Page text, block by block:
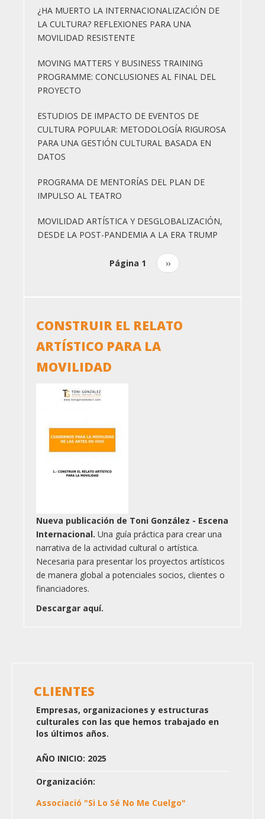
¿HA MUERTO LA INTERNACIONALIZACIÓN DE
LA CULTURA? REFLEXIONES PARA UNA
MOVILIDAD RESISTENTE
MOVING MATTERS Y BUSINESS TRAINING
PROGRAMME: CONCLUSIONES AL FINAL DEL
PROYECTO
ESTUDIOS DE IMPACTO DE EVENTOS DE
CULTURA POPULAR: METODOLOGÍA RIGUROSA
PARA UNA GESTIÓN CULTURAL BASADA EN
DATOS
PROGRAMA DE MENTORÍAS DEL PLAN DE
IMPULSO AL TEATRO
MOVILIDAD ARTÍSTICA Y DESGLOBALIZACIÓN,
DESDE LA POST-PANDEMIA A LA ERA TRUMP
Página 1
Siguiente
página
››
CONSTRUIR EL RELATO
ARTÍSTICO PARA LA
MOVILIDAD
Nueva publicación de Toni González - Escena
Internacional. Una guía práctica para crear una
narrativa de la actividad cultural o artística.
Necesaria para presentar los proyectos artísticos
de manera global a potenciales socios, clientes o
financiadores.
Descargar aquí.
CLIENTES
Empresas, organizaciones y estructuras
culturales con las que hemos trabajado en
los últimos años.
AÑO INICIO: 2025
Organización:
Associació "Si Lo Sé No Me Cuelgo"